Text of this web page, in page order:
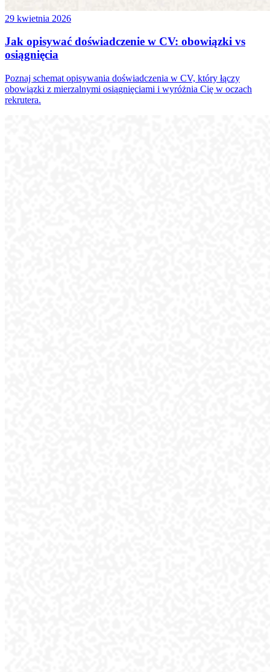
29 kwietnia 2026
Jak opisywać doświadczenie w CV: obowiązki vs
osiągnięcia
Poznaj schemat opisywania doświadczenia w CV, który łączy
obowiązki z mierzalnymi osiągnięciami i wyróżnia Cię w oczach
rekrutera.